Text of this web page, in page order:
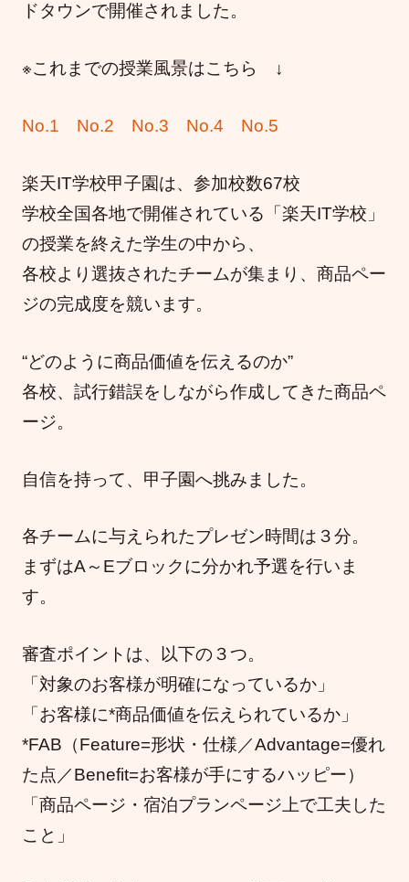
ドタウンで開催されました。
※これまでの授業風景はこちら ↓
No.1 No.2 No.3 No.4 No.5
楽天IT学校甲子園は、参加校数67校
学校全国各地で開催されている「楽天IT学校」
の授業を終えた学生の中から、
各校より選抜されたチームが集まり、商品ペー
ジの完成度を競います。
“どのように商品価値を伝えるのか”
各校、試行錯誤をしながら作成してきた商品ペ
ージ。
自信を持って、甲子園へ挑みました。
各チームに与えられたプレゼン時間は３分。
まずはA～Eブロックに分かれ予選を行いま
す。
審査ポイントは、以下の３つ。
「対象のお客様が明確になっているか」
「お客様に*商品価値を伝えられているか」
*FAB（Feature=形状・仕様／Advantage=優れ
た点／Benefit=お客様が手にするハッピー）
「商品ページ・宿泊プランページ上で工夫した
こと」